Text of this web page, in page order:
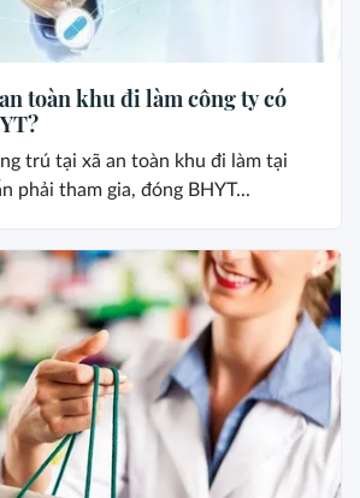
toàn khu đi làm công ty có
trú tại xã an toàn khu đi làm tại
phải tham gia, đóng BHYT...